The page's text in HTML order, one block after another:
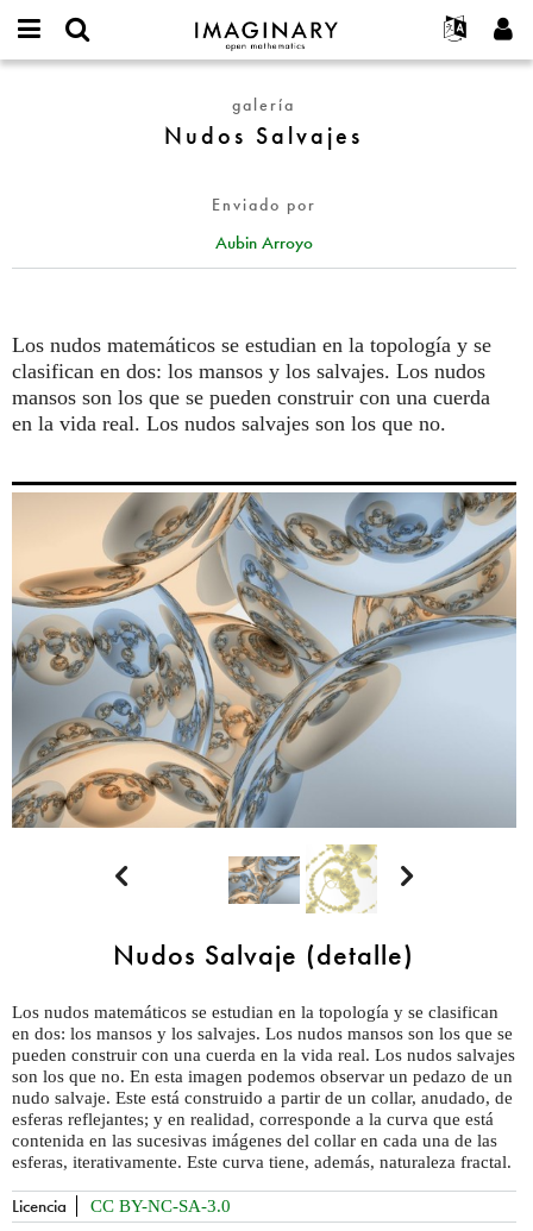
IMAGINARY
open
Français
Deutsch
Español
Türkçe
Programas
Galerías
Interactivos
Películas
Textos
Más...
Proyectos
Participar
Crear nueva cuenta
galería
Nudos Salvajes
Enviado por
Aubin Arroyo
Los nudos matemáticos se estudian en la topología y se
clasifican en dos: los mansos y los salvajes. Los nudos
mansos son los que se pueden construir con una cuerda
en la vida real. Los nudos salvajes son los que no.
 
Nudos Salvaje (detalle)
Los nudos matemáticos se estudian en la topología y se clasifican
en dos: los mansos y los salvajes. Los nudos mansos son los que se
pueden construir con una cuerda en la vida real. Los nudos salvajes
son los que no. En esta imagen podemos observar un pedazo de un
nudo salvaje. Este está construido a partir de un collar, anudado, de
esferas reflejantes; y en realidad, corresponde a la curva que está
contenida en las sucesivas imágenes del collar en cada una de las
esferas, iterativamente. Este curva tiene, además, naturaleza fractal.
Licencia CC BY-NC-SA-3.0